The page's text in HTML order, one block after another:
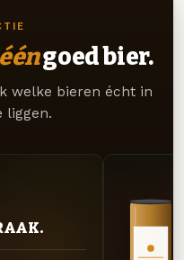
ééngoed bier.
welke bieren écht in
liggen.